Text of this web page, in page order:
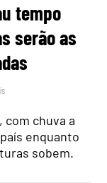
tempo
serão as
chuva a
enquanto
sobem.